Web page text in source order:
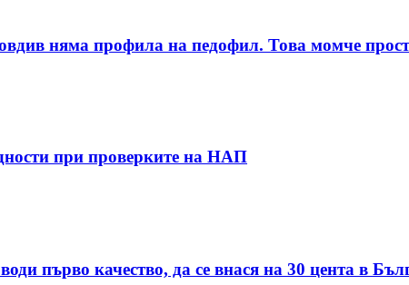
няма профила на педофил. Това момче
при проверките на НАП
първо качество, да се внася на 30 цента в